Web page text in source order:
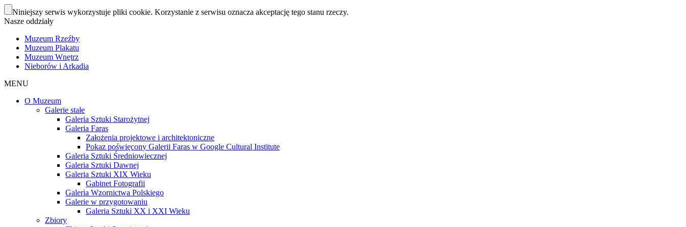
Niniejszy serwis wykorzystuje pliki cookie. Korzystanie z serwisu oznacza akceptację tego stanu rzeczy.
Nasze oddziały
Muzeum Rzeźby
Muzeum Plakatu
Muzeum Wnętrz
Nieborów i Arkadia
MENU
O Muzeum
Galerie stałe
Galeria Sztuki Starożytnej
Galeria Faras
Założenia projektowe i architektoniczne
Pokaz poświęcony Galerii Faras w Google Cultural Institute
Galeria Sztuki Średniowiecznej
Galeria Sztuki Dawnej
Galeria Sztuki XIX Wieku
Gabinet Fotografii
Galeria Wzornictwa Polskiego
Galerie w przygotowaniu
Galeria Sztuki XX i XXI Wieku
Zbiory